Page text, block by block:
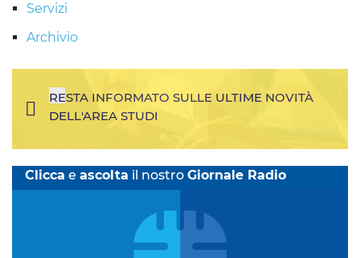
Servizi
Archivio
RESTA INFORMATO SULLE ULTIME NOVITÀ
DELL'AREA STUDI
Clicca e ascolta il nostro Giornale Radio